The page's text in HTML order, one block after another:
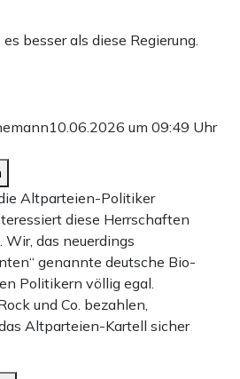
besser als diese Regierung.
10.06.2026 um 09:49 Uhr
Altparteien-Politiker
diese Herrschaften
Wir, das neuerdings
genannte deutsche Bio-
Politikern völlig egal.
und Co. bezahlen,
Altparteien-Kartell sicher